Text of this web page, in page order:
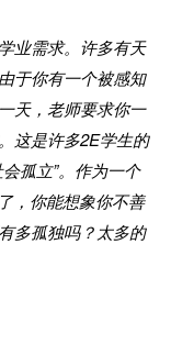
业需求。许多有天
于你有一个被感知
天，老师要求你一
这是许多2E学生的
孤立”。作为一个
，你能想象你不善
多孤独吗？太多的